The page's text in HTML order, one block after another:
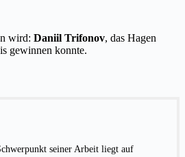
wird: Daniil Trifonov, das Hagen
gewinnen konnte.
seiner Arbeit liegt auf